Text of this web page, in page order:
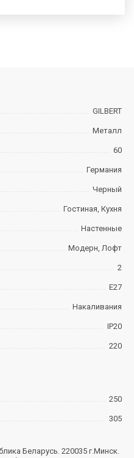
GILBERT
Металл
60
Германия
Черный
Гостиная, Кухня
Настенные
Модерн, Лофт
2
E27
Накаливания
IP20
220
250
305
Беларусь. 220035 г.Минск.